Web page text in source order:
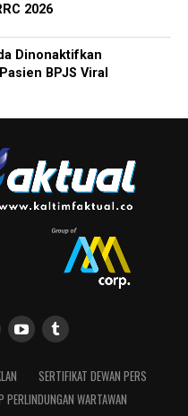
2026
Dinonaktifkan
BPJS Viral
SERTIFIKAT DEWAN PERS
PERLINDUNGAN WARTAWAN